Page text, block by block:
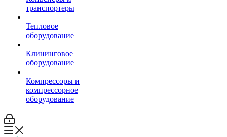
транспортеры
Тепловое
оборудование
Клининговое
оборудование
Компрессоры и
компрессорное
оборудование